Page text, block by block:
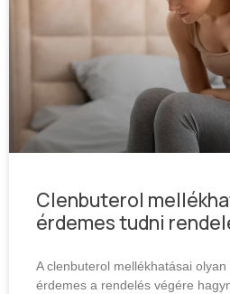
Clenbuterol
érdemes tudni
A clenbuterol mellékhatásai
érdemes a rendelés végére